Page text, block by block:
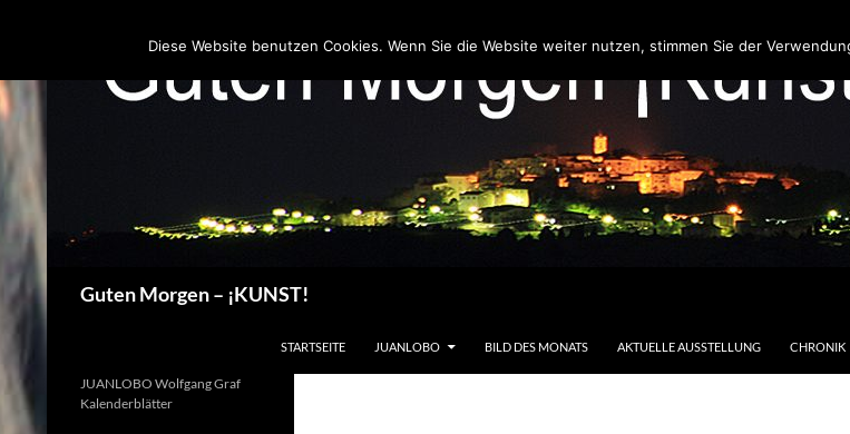
Guten Morgen – ¡KUNST!
STARTSEITE JUANLOBO BILD DES MONATS AKTUELLE AUSSTELLUNG CHRONIK
JUANLOBO Wolfgang Graf
Kalenderblätter
Diese Website benutzen Cookies. Wenn Sie die Website weiter nutzen, stimmen Sie der